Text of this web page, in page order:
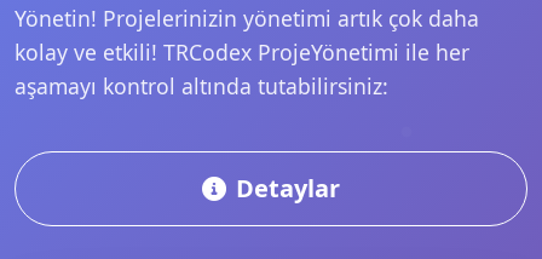
Yönetin! Projelerinizin yönetimi artık çok daha
kolay ve etkili! TRCodex ProjeYönetimi ile her
aşamayı kontrol altında tutabilirsiniz:
Detaylar